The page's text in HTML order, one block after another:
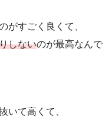
がすごく良くて、
しないのが最高なんで
いて高くて、